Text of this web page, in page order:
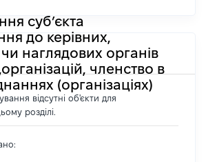
суб’єкта
до керівних,
чи наглядових органів
членство в
(організаціях)
відсутні об'єкти для
розділі.